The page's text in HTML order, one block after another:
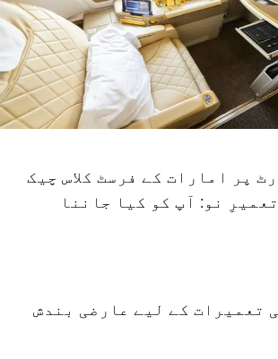
پر امارات کے فرسٹ کلاس چیک
نو: آپ کو کیا جاننا
تعمیرات کے لیے عارضی بندش